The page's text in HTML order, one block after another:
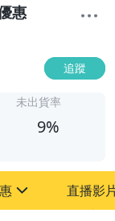
惠
追蹤
未出貨率
9%
直播影